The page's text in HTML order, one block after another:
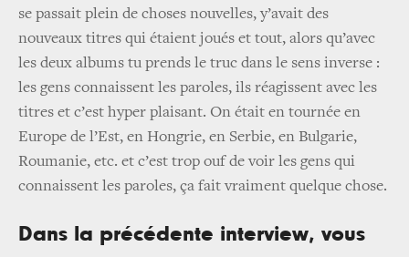
se passait plein de choses nouvelles, y’avait des
nouveaux titres qui étaient joués et tout, alors qu’avec
les deux albums tu prends le truc dans le sens inverse :
les gens connaissent les paroles, ils réagissent avec les
titres et c’est hyper plaisant. On était en tournée en
Europe de l’Est, en Hongrie, en Serbie, en Bulgarie,
Roumanie, etc. et c’est trop ouf de voir les gens qui
connaissent les paroles, ça fait vraiment quelque chose.
Dans la précédente interview, vous